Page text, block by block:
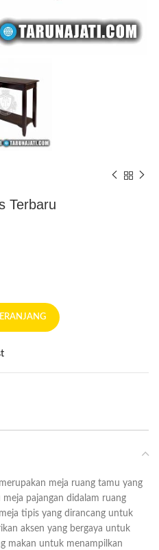
Terbaru
merupakan meja ruang tamu yang
pajangan didalam ruang
tipis yang dirancang untuk
aksen yang bergaya untuk
makan untuk menampilkan